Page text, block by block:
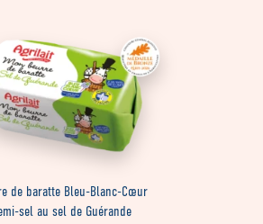
de baratte Bleu-Blanc-Cœur
sel au sel de Guérande